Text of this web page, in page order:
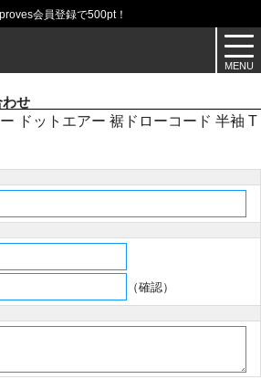
会員登録で500pt！
せ
ドットエアー 裾ドローコード 半袖 T
（確認）